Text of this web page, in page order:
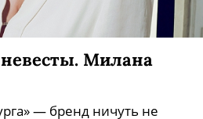
невесты. Марина
— бренд ничуть не